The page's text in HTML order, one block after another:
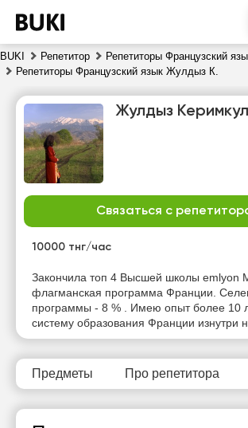
BUKI Репетитор
Репетиторы Французский
Репетиторы Французский язык Жулдыз К.
Жулдыз Керимкул
Связаться с
10000 тнг/час
Закончила топ 4 Высшей школы emlyon
флагманская программа Франции.
программы - 8 % . Имею опыт более 10
систему образования Франции изнутри
Предметы Про репетитора
пн
вт
Нет
свободных
часов
Нет
свободных
часов
Нет
часов